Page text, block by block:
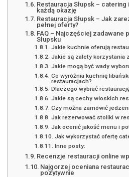
Restauracja Słupsk –
każdą okazję
Restauracja Słupsk – Jak
pełnej oferty?
FAQ – Najczęściej zadawane
Słupsku
Jakie kuchnie oferują
Jakie są zalety korzystania
Jakie mogą być wady
Co wyróżnia kuchnię
restauracjach?
Dlaczego wybrać
Jakie są cechy włoskich
Czy można zamówić
Jak rezerwować stoliki w
Jak ocenić jakość menu i
Jak wykorzystać ofertę
Inne posty:
Recenzje restauracji online
Najgorzej oceniana
pozytywnie